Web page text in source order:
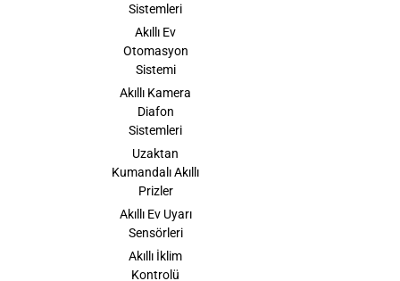
Sistemleri
Akıllı Ev
Otomasyon
Sistemi
Akıllı Kamera
Diafon
Sistemleri
Uzaktan
Kumandalı Akıllı
Prizler
Akıllı Ev Uyarı
Sensörleri
Akıllı İklim
Kontrolü